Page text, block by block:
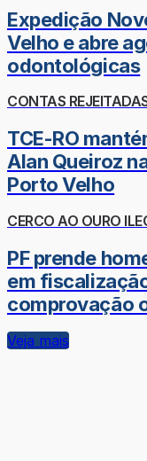
Expedição
Velho e abre
odontológicas
CONTAS
TCE-RO
Alan Queiroz
Porto Velho
CERCO AO OURO
PF prende
em
comprovação
Veja mais